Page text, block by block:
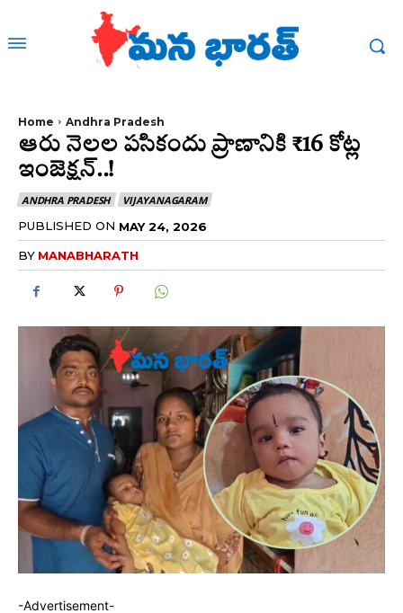
Home Andhra Pradesh
ఆరు నెలల పసికందు ప్రాణానికి ₹16 కోట్ల
ఇంజెక్షన్..!
ANDHRA PRADESH VIJAYANAGARAM
PUBLISHED ON MAY 24, 2026
BY MANABHARATH
-Advertisement-